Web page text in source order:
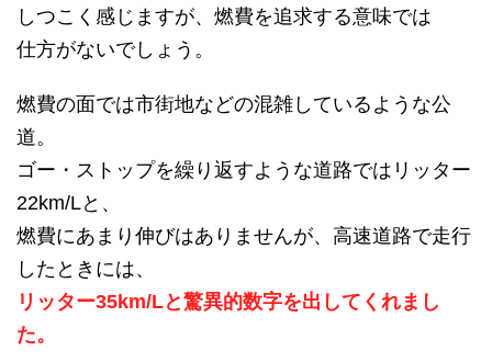
しつこく感じますが、燃費を追求する意味では
仕方がないでしょう。
燃費の面では市街地などの混雑しているような公
道。
ゴー・ストップを繰り返すような道路ではリッター
22km/Lと、
燃費にあまり伸びはありませんが、高速道路で走行
したときには、
リッター35km/Lと驚異的数字を出してくれまし
た。